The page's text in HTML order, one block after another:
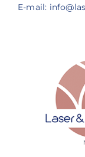
E-mail: